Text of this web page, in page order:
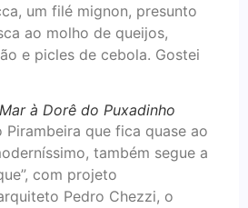
um filé mignon, presunto
ao molho de queijos,
e picles de cebola. Gostei
à Dorê do Puxadinho
que fica quase ao
também segue a
com projeto
Pedro Chezzi, o